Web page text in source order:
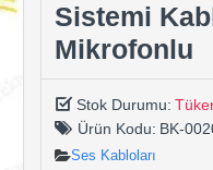
Sistemi
Mikrofonlu
Stok Durumu:
Ürün Kodu: BK-
Ses Kabloları